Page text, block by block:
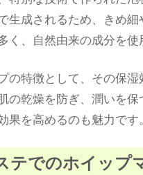
生成されるため、きめ
く、自然由来の成分を
の特徴として、その保
の乾燥を防ぎ、潤いを
果を高めるのも魅力で
テでのホイップ